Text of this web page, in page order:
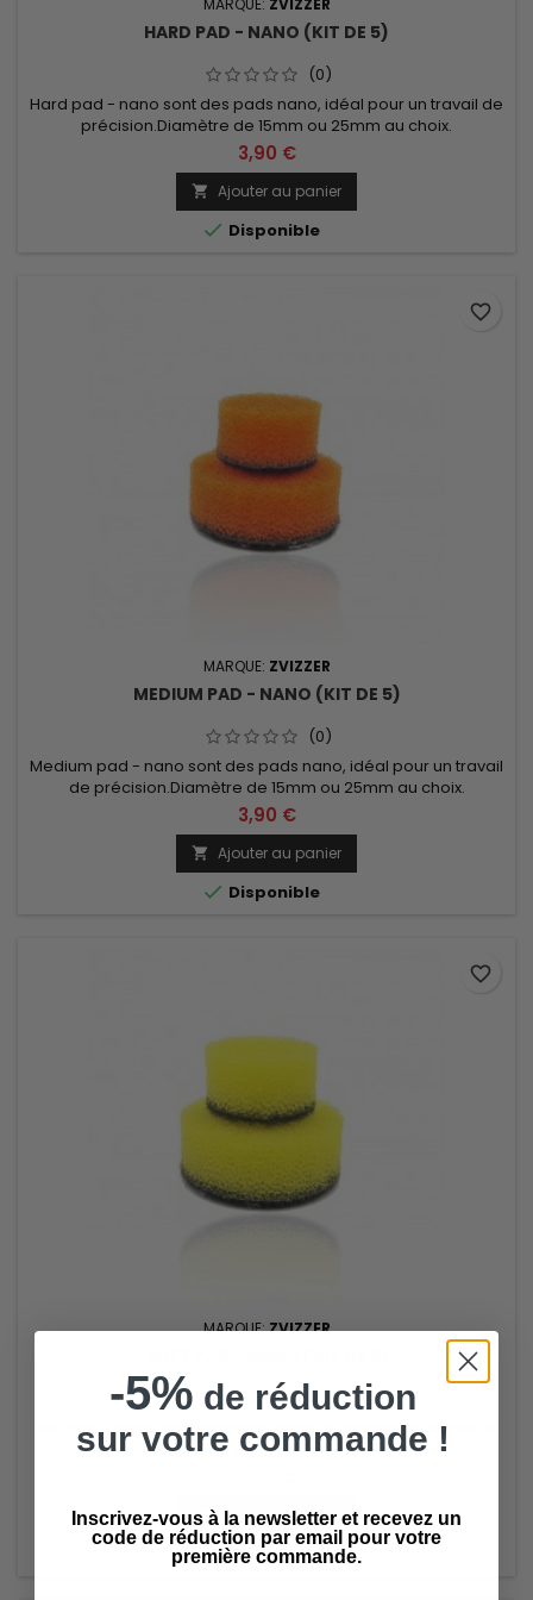
MARQUE: ZVIZZER
HARD PAD - NANO (KIT DE 5)
(0)
Hard pad - nano sont des pads nano, idéal pour un travail de
précision.Diamètre de 15mm ou 25mm au choix.
3,90 €
 Ajouter au panier
 Disponible
MARQUE: ZVIZZER
MEDIUM PAD - NANO (KIT DE 5)
(0)
Medium pad - nano sont des pads nano, idéal pour un travail
de précision.Diamètre de 15mm ou 25mm au choix.
3,90 €
 Ajouter au panier
 Disponible
favorite_border
MARQUE:ZVIZZER
(0)
Soft pad - nano sont des pads nano, idéal pour un travail de
précision.Diamètre de 15mm ou 25mm au choix.
 Ajouter au panier
Disponible
favorite_border
-5% de réduction
sur votre commande !
Inscrivez-vous à la newsletter et recevez un
code de réduction par email pour votre
première commande.